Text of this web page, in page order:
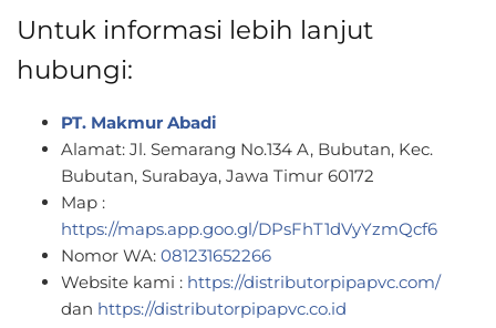
Untuk informasi lebih lanjut
hubungi:
PT. Makmur Abadi
Alamat: Jl. Semarang No.134 A, Bubutan, Kec.
Bubutan, Surabaya, Jawa Timur 60172
Map :
https://maps.app.goo.gl/DPsFhT1dVyYzmQcf6
Nomor WA: 081231652266
Website kami : https://distributorpipapvc.com/
dan https://distributorpipapvc.co.id